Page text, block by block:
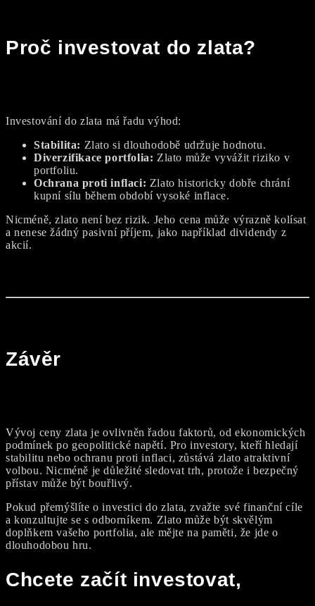
Proč investovat do zlata?
Investování do zlata má řadu výhod:
Stabilita: Zlato si dlouhodobě udržuje hodnotu.
Diverzifikace portfolia: Zlato může vyvážit riziko v
portfoliu.
Ochrana proti inflaci: Zlato historicky dobře chrání
kupní sílu během období vysoké inflace.
Nicméně, zlato není bez rizik. Jeho cena může výrazně kolísat
a nenese žádný pasivní příjem, jako například dividendy z
akcií.
Závěr
Vývoj ceny zlata je ovlivněn řadou faktorů, od ekonomických
podmínek po geopolitické napětí. Pro investory, kteří hledají
stabilitu nebo ochranu proti inflaci, zůstává zlato atraktivní
volbou. Nicméně je důležité sledovat trh, protože i bezpečný
přístav může být bouřlivý.
Pokud přemýšlíte o investici do zlata, zvažte své finanční cíle
a konzultujte se s odborníkem. Zlato může být skvělým
doplňkem vašeho portfolia, ale mějte na paměti, že jde o
dlouhodobou hru.
Chcete začít investovat,